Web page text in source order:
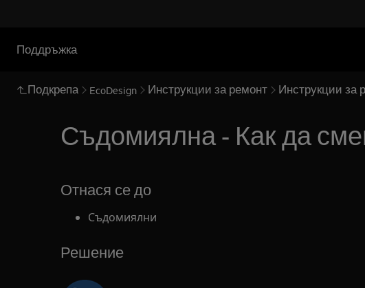
Поддръжка
Подкрепа EcoDesign Инструкции за ремонт Инструкции за
Съдомиялна - Как да
Отнася се до
Съдомиялни
Решение